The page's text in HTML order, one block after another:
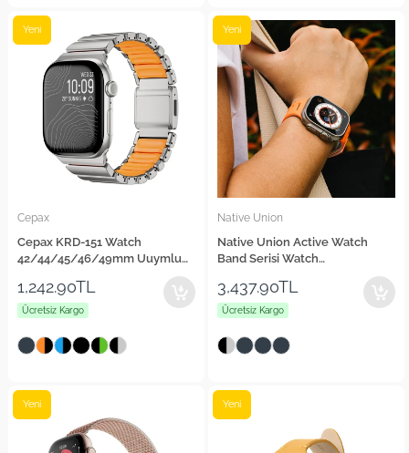
Cepax
Cepax KRD-151 Watch
42/44/45/46/49mm Uuymlu
Yeni
1,242.90TL
Ücretsiz Kargo
Native Union
Native Union Active Watch
Band Serisi Watch
42/44/45/46/49mm Uyumlu
Silikon Kordon
Yeni
3,437.90TL
Ücretsiz Kargo
Yeni Yeni